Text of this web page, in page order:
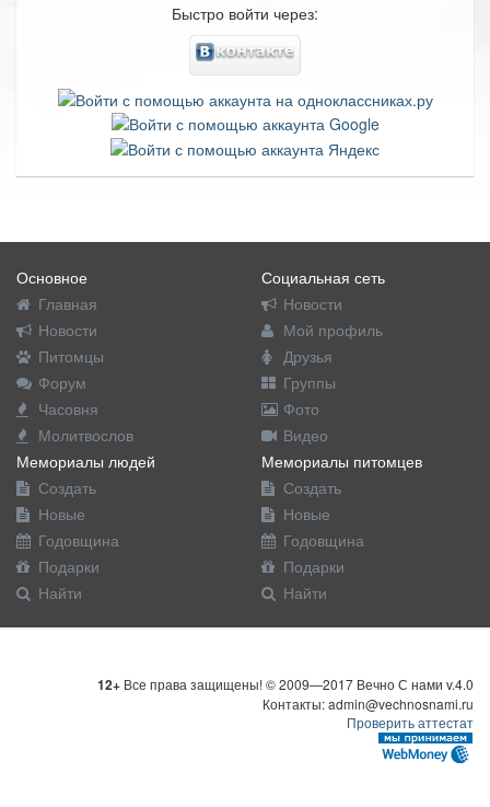
Быстро войти через:
Основное
Главная
Новости
Питомцы
Форум
Часовня
Молитвослов
Социальная сеть
Новости
Мой профиль
Друзья
Группы
Фото
Видео
Мемориалы людей
Создать
Новые
Годовщина
Подарки
Найти
Мемориалы питомцев
Создать
Новые
Годовщина
Подарки
Найти
12+ Все права защищены! © 2009—2017 Вечно С нами v.4.0
Контакты: admin@vechnosnami.ru
Проверить аттестат